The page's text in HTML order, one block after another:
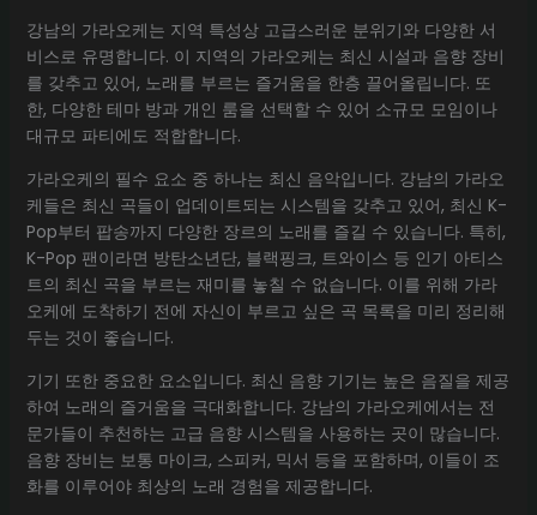
강남의 가라오케는 지역 특성상 고급스러운 분위기와 다양한 서
비스로 유명합니다. 이 지역의 가라오케는 최신 시설과 음향 장비
를 갖추고 있어, 노래를 부르는 즐거움을 한층 끌어올립니다. 또
한, 다양한 테마 방과 개인 룸을 선택할 수 있어 소규모 모임이나
대규모 파티에도 적합합니다.
가라오케의 필수 요소 중 하나는 최신 음악입니다. 강남의 가라오
케들은 최신 곡들이 업데이트되는 시스템을 갖추고 있어, 최신 K-
Pop부터 팝송까지 다양한 장르의 노래를 즐길 수 있습니다. 특히,
K-Pop 팬이라면 방탄소년단, 블랙핑크, 트와이스 등 인기 아티스
트의 최신 곡을 부르는 재미를 놓칠 수 없습니다. 이를 위해 가라
오케에 도착하기 전에 자신이 부르고 싶은 곡 목록을 미리 정리해
두는 것이 좋습니다.
기기 또한 중요한 요소입니다. 최신 음향 기기는 높은 음질을 제공
하여 노래의 즐거움을 극대화합니다. 강남의 가라오케에서는 전
문가들이 추천하는 고급 음향 시스템을 사용하는 곳이 많습니다.
음향 장비는 보통 마이크, 스피커, 믹서 등을 포함하며, 이들이 조
화를 이루어야 최상의 노래 경험을 제공합니다.